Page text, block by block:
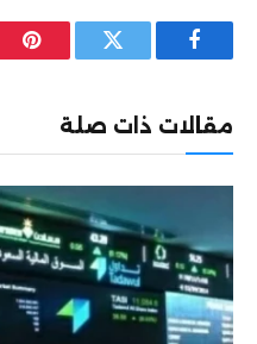
فيسبوك تويتر
مقالات ذات صلة